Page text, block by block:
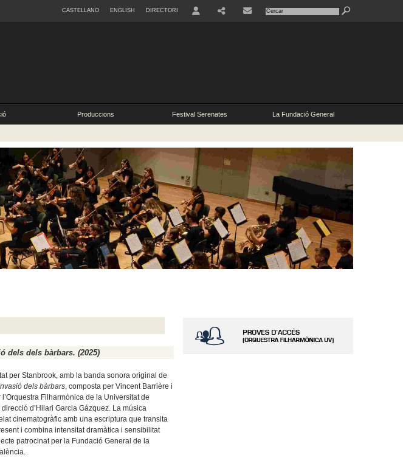
CASTELLANO ENGLISH DIRECTORI
Produccions Festival Serenates La Fundació General
dels dels bàrbars. (2025)
per Stanbrook, amb la banda sonora original de
dels bàrbars, composta per Vincent Barrière i
Filharmònica de la Universitat de
d’Hilari Garcia Gázquez. La música
cinematogràfic amb una escriptura que transita
i combina intensitat dramàtica i sensibilitat
patrocinat per la Fundació General de la